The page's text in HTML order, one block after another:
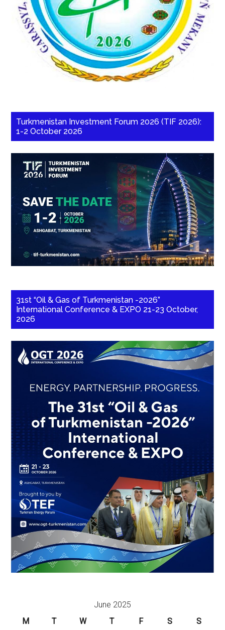
Turkmenistan Investment Forum 2026 (TIF 2026):
1-2 October 2026
31st “Oil & Gas of Turkmenistan -2026”
International Conference & EXPO 21-23 October,
2026
June 2025
M
T W T F S S